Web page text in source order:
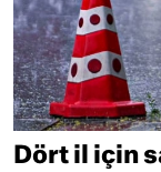
Dört il için